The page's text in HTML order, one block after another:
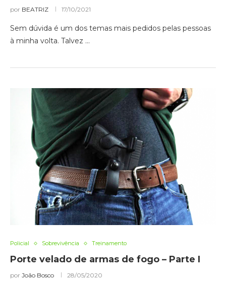
por BEATRIZ 17/10/2021
Sem dúvida é um dos temas mais pedidos pelas pessoas
à minha volta. Talvez …
Policial Sobrevivência Treinamento
Porte velado de armas de fogo – Parte I
por João Bosco 28/05/2020